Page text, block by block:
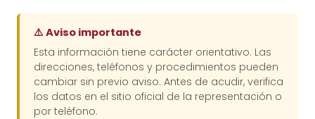
⚠️ Aviso importante
Esta información tiene carácter orientativo. Las
direcciones, teléfonos y procedimientos pueden
cambiar sin previo aviso. Antes de acudir, verifica
los datos en el sitio oficial de la representación o
por teléfono.